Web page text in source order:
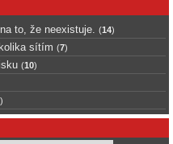
to, že neexistuje. (14)
sítím (7)
(10)
)